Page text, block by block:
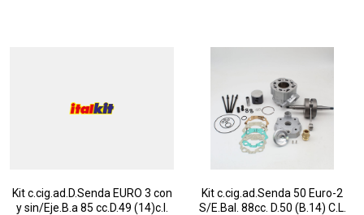
Kit c.cig.ad.D.Senda EURO 3 con
y sin/Eje.B.a 85 cc.D.49 (14)c.l.
Kit c.cig.ad.Senda 50 Euro-2
S/E.Bal. 88cc. D.50 (B.14) C.L.